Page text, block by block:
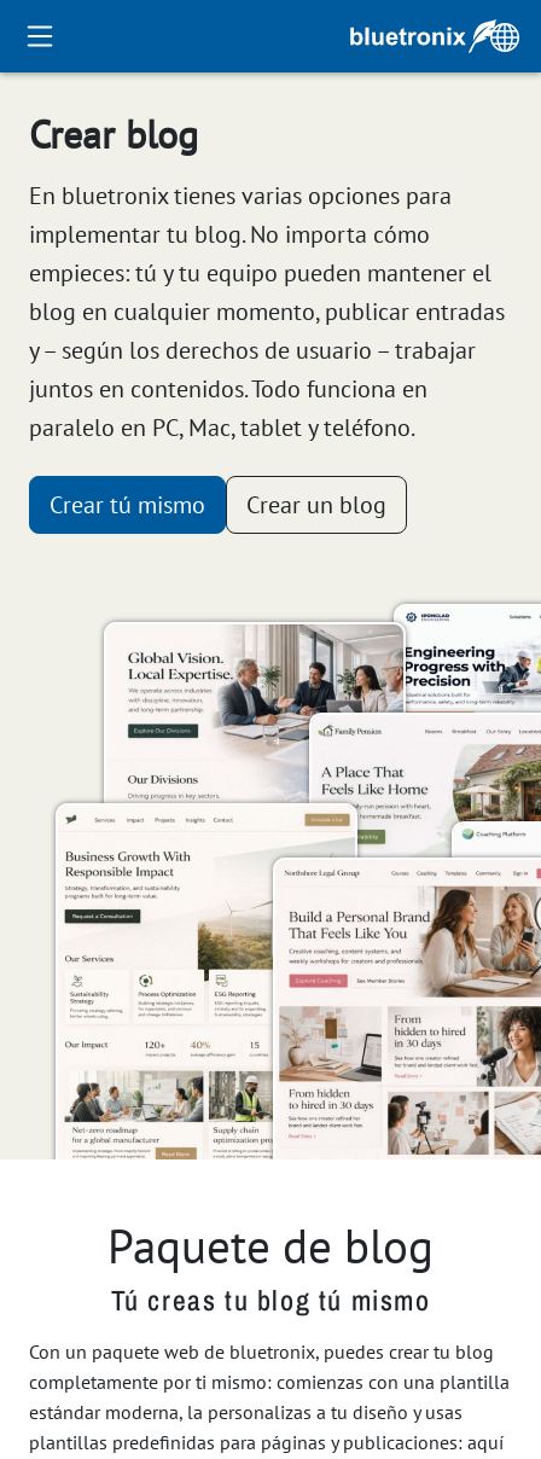
Crear blog
En bluetronix tienes varias opciones para
implementar tu blog. No importa cómo
empieces: tú y tu equipo pueden mantener el
blog en cualquier momento, publicar entradas
y – según los derechos de usuario – trabajar
juntos en contenidos. Todo funciona en
paralelo en PC, Mac, tablet y teléfono.
Crear tú mismo Crear un blog
Paquete de blog
Tú creas tu blog tú mismo
Con un paquete web de bluetronix, puedes crear tu blog
completamente por ti mismo: comienzas con una plantilla
estándar moderna, la personalizas a tu diseño y usas
plantillas predefinidas para páginas y publicaciones: aquí